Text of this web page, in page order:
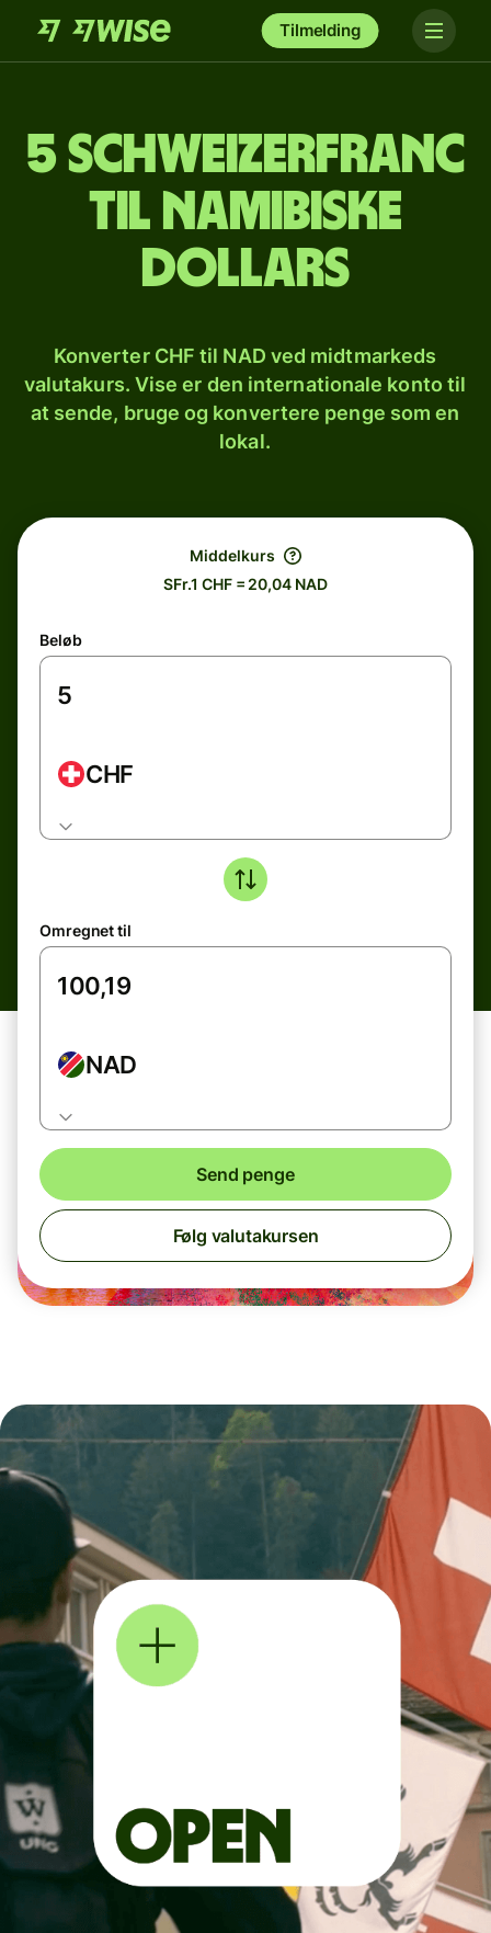
Tilmelding
5 schweizerfranc
til namibiske
dollars
Konverter CHF til NAD ved midtmarkeds
valutakurs. Vise er den internationale konto til
at sende, bruge og konvertere penge som en
lokal.
Middelkurs
SFr.1 CHF = 20,04 NAD
Beløb
CHF
Omregnet til
NAD
Send penge
Følg valutakursen